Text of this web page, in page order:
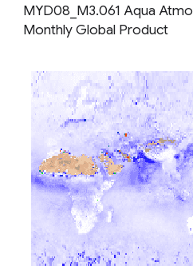
MYD08_M3.061 Aqua
Monthly Global Product